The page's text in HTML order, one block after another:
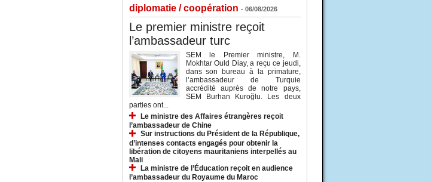
diplomatie / coopération - 06/08/2026
Le premier ministre reçoit
l’ambassadeur turc
SEM le Premier ministre, M.
Mokhtar Ould Diay, a reçu ce jeudi,
dans son bureau à la primature,
l’ambassadeur de Turquie
accrédité auprès de notre pays,
SEM Burhan Kuroğlu. Les deux
parties ont...
Le ministre des Affaires étrangères reçoit
l’ambassadeur de Chine
Sur instructions du Président de la République,
d’intenses contacts engagés pour obtenir la
libération de citoyens mauritaniens interpellés au
Mali
La ministre de l’Éducation reçoit en audience
l’ambassadeur du Royaume du Maroc